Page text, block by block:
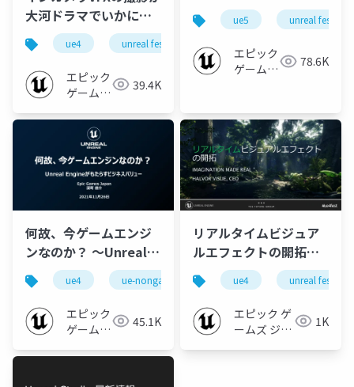
大河ドラマでいかに実
現したか?そして今後の
この技術の可能性はい
かに?【UNREAL FEST
EXTREME '22
SUMMER】
ue4 unreal fest extreme '22 summer
エピック
ゲームズ
39.4K
【UNREAL FEST
EXTREME '22
SUMMER】
ue5 unreal fest
エピック
ゲームズ
78.6K
何故、今ゲームエンジ
ンなのか？ ～Unreal
Engineがもたらすビジ
ネスバリュー～
【CGWORLD デザイン
ビズカンファレンス
2021秋】
ue4 ue-nongame ue-aec ue-m&e
エピック
ゲームズ
45.1K
リアルタイムビジュア
ルエフェクトの開拓
【UNREAL FEST EAST
2018】
ue4 unreal fest
エピック ゲ
ームズ ジャ
1K